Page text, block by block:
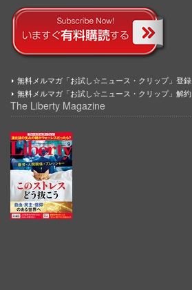
無料メルマガ「お試し☆ニュース・クリップ」登録
無料メルマガ「お試し☆ニュース・クリップ」解約
The Liberty Magazine